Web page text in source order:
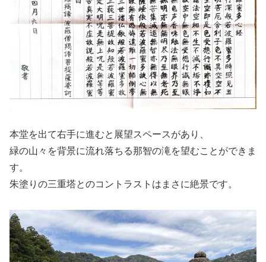
本堂を出て右手に進むと展望スペースがあり、
緑の山々を背景に流れ落ちる那智の滝を望むことができま
す。
朱塗りの三重塔とのコントラストはまさに絶景です。